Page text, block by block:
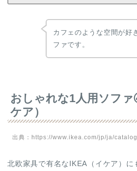
カフェのような空間が好
ファです。
おしゃれな1人用ソフ
ケア）
出典：https://www.ikea.com/jp/ja/
北欧家具で有名なIKEA（イケア）に